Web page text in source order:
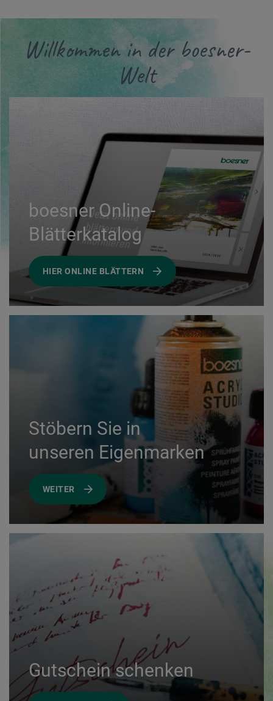
Willkommen in der boesner-
Welt
boesner Online-
Blätterkatalog
HIER ONLINE BLÄTTERN
Stöbern Sie in
unseren Eigenmarken
WEITER
Gutschein schenken